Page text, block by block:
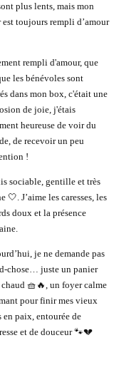
plus lents, mais mon
toujours rempli d’amour
rempli d'amour, que
les bénévoles sont
dans mon box, c'était une
de joie, j'étais
heureuse de voir du
de recevoir un peu
!
sociable, gentille et très
🤍. J’aime les caresses, les
doux et la présence
je ne demande pas
chose… juste un panier
🧺🔥, un foyer calme
pour finir mes vieux
en paix, entourée de
et de douceur 🐾💔